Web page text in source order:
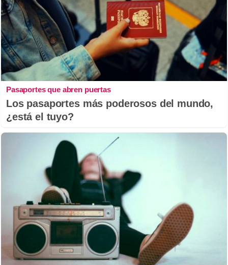
Pasaportes que abren puertas
Los pasaportes más poderosos del mundo,
¿está el tuyo?